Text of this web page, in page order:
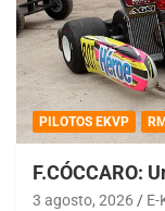
PILOTOS EKVP
F.CÓCCARO:
3 agosto, 2026 E-